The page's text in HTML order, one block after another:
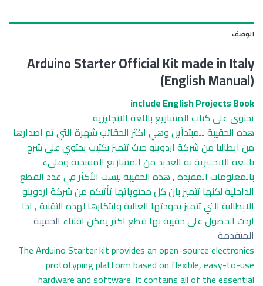
الوصف
Arduino Starter Official Kit made in Italy
(English Manual)
include English Projects Book
تحتوي على كتاب المشاريع باللغة الانجليزية
هذه الحقيبة للمبتدأين وهي اكثر الحقائب شهرة التي تم اصدارها
من ايطاليا من شركة اردوينو حيث تتميز بكتيب يحتوي على شرح
باللغة الانجليزية به العديد من المشاريع المفيدية ومليء
بالمعلومات المفيدة , هذه الحقيبة ليست الأكثر في عدد القطع
الداخلية لكنها تتميز بان كل محتوياتها تأتيكم من شركة اردوينو
الايطالية التي تتميز بجودتها العالية وابتكارها لهذه التقنية , اذا
اردت الحصول على حقيبة بها قطع اكثر يمكن اقتناء الحقيبة
المتقدمة
The Arduino Starter kit provides an open-source electronics
prototyping platform based on flexible, easy-to-use
hardware and software. It contains all of the essential